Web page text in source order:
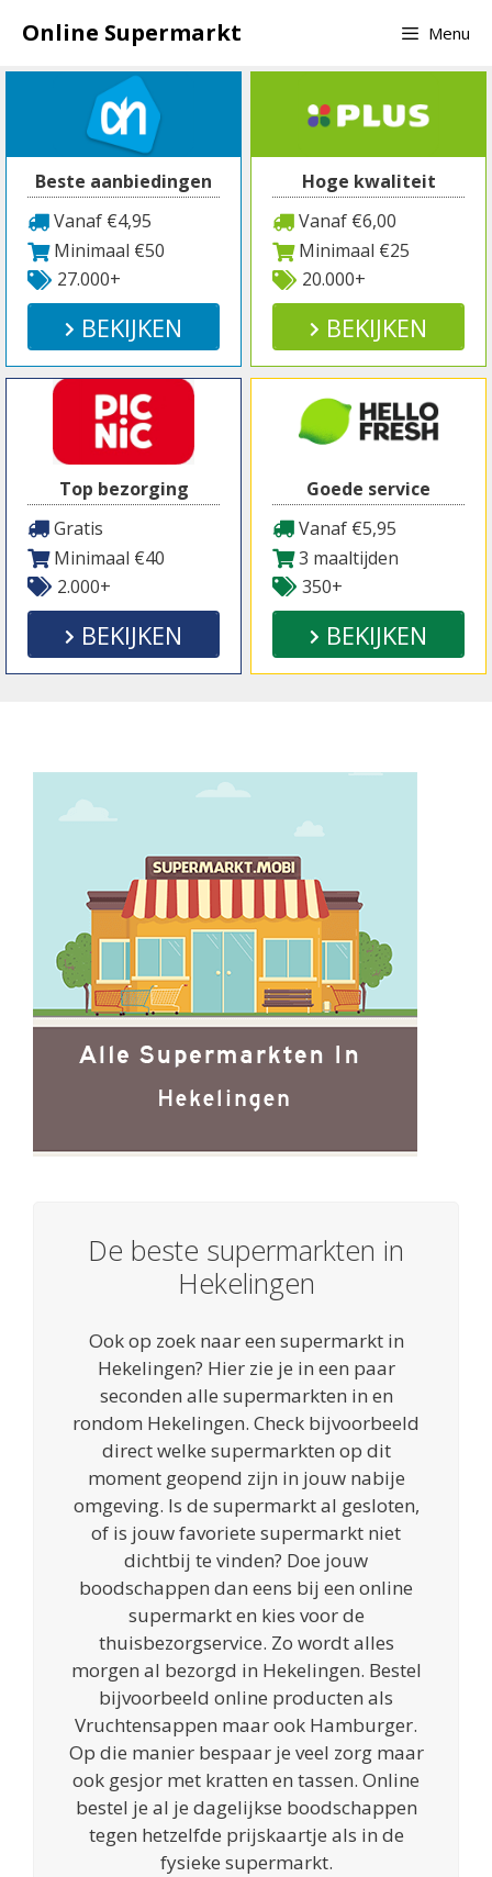
naar
inhoud
Online Supermarkt Menu
Beste aanbiedingen
Vanaf €4,95
Minimaal €50
27.000+
BEKIJKEN
Hoge kwaliteit
Vanaf €6,00
Minimaal €25
20.000+
BEKIJKEN
Top bezorging
Gratis
Minimaal €40
2.000+
BEKIJKEN
Goede service
Vanaf €5,95
3 maaltijden
350+
BEKIJKEN
De beste supermarkten in
Hekelingen
Ook op zoek naar een supermarkt in
Hekelingen? Hier zie je in een paar
seconden alle supermarkten in en
rondom Hekelingen. Check bijvoorbeeld
direct welke supermarkten op dit
moment geopend zijn in jouw nabije
omgeving. Is de supermarkt al gesloten,
of is jouw favoriete supermarkt niet
dichtbij te vinden? Doe jouw
boodschappen dan eens bij een online
supermarkt en kies voor de
thuisbezorgservice. Zo wordt alles
morgen al bezorgd in Hekelingen. Bestel
bijvoorbeeld online producten als
Vruchtensappen maar ook Hamburger.
Op die manier bespaar je veel zorg maar
ook gesjor met kratten en tassen. Online
bestel je al je dagelijkse boodschappen
tegen hetzelfde prijskaartje als in de
fysieke supermarkt.